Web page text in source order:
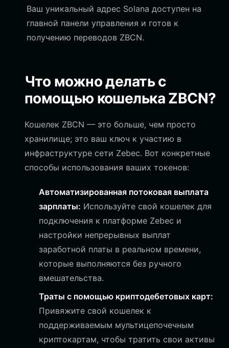
Ваш уникальный адрес Solana доступен на
главной панели управления и готов к
получению переводов ZBCN.
Что можно делать с
помощью кошелька ZBCN?
Кошелек ZBCN — это больше, чем просто
хранилище; это ваш ключ к участию в
инфраструктуре сети Zebec. Вот конкретные
способы использования ваших токенов:
Автоматизированная потоковая выплата
зарплаты: Используйте свой кошелек для
подключения к платформе Zebec и
настройки непрерывных выплат
заработной платы в реальном времени,
которые выполняются без ручного
вмешательства.
Траты с помощью криптодебетовых карт:
Привяжите свой кошелек к
поддерживаемым мультицепочечным
криптокартам, чтобы тратить свои активы